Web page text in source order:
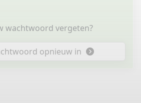
wachtwoord vergeten?
opnieuw in